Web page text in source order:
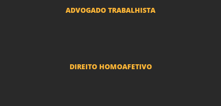
ADVOGADO TRABALHISTA
DIREITO HOMOAFETIVO